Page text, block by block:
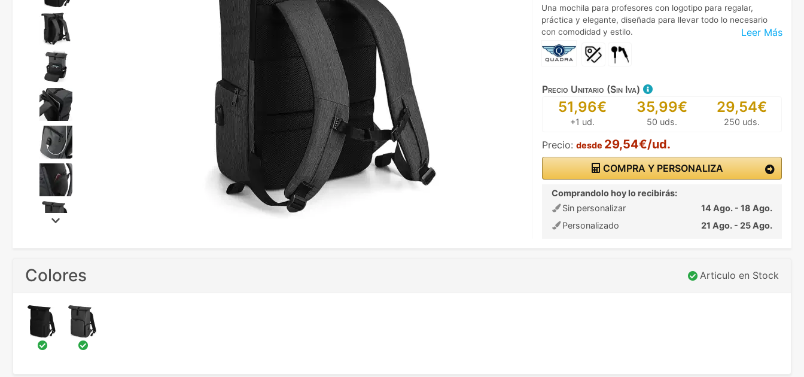
Leer Más
Una mochila para profesores con logotipo para regalar,
práctica y elegante, diseñada para llevar todo lo necesario
con comodidad y estilo.
Precio Unitario (Sin Iva)
51,96€
+1 ud.
35,99€
50 uds.
29,54€
250 uds.
Precio: desde 29,54€/ud.
COMPRA Y PERSONALIZA
Comprandolo hoy lo recibirás:
Sin personalizar
14 Ago. - 18 Ago.
Personalizado
21 Ago. - 25 Ago.
Colores Articulo en Stock